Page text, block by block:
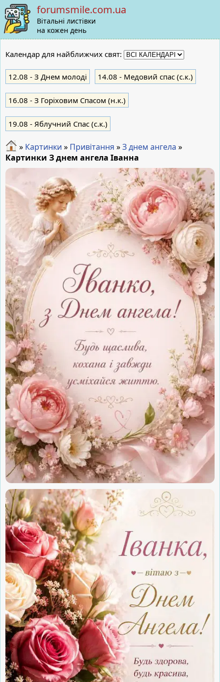
forumsmile.com.ua
Вітальні листівки
на кожен день
Календар для найближчих свят:
12.08 - З Днем молоді 14.08 - Медовий спас (с.к.)
16.08 - З Горіховим Спасом (н.к.)
19.08 - Яблучний Cпас (с.к.)
» Картинки » Привітання »З днем ангела »
Картинки З днем ангела Іванна